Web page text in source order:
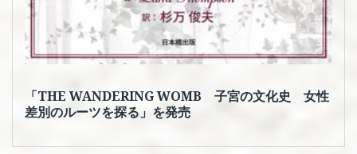
「THE WANDERING WOMB 子宮の文化史 女性
差別のルーツを探る」を発売